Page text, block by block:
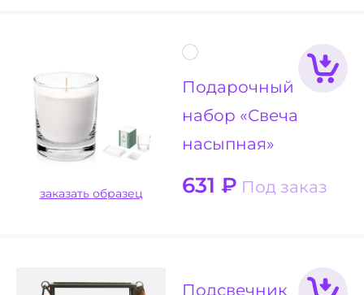
Подарочный
набор «Свеча
насыпная»
631 ₽ Под заказ
заказать образец
Подсвечник